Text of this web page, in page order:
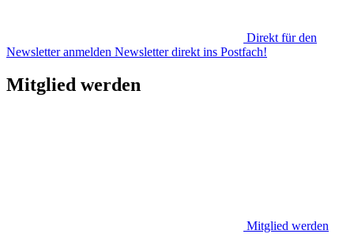
Direkt für den
Newsletter anmelden Newsletter direkt ins Postfach!
Mitglied werden
Mitglied werden